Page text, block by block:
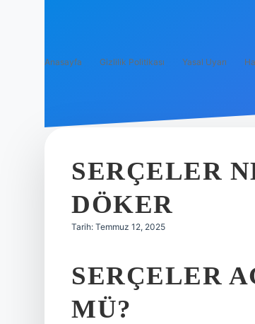
Anasayfa Gizlilik Politikası Yasal Uyarı
SERÇELER
DÖKER
Tarih: Temmuz 12, 2025
SERÇELER
MÜ?